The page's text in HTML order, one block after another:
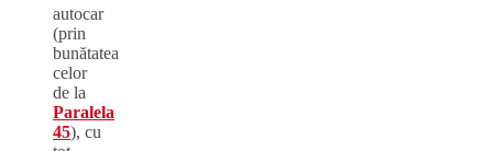
autocar
(prin
bunătatea
celor
de la
Paralela
45), cu